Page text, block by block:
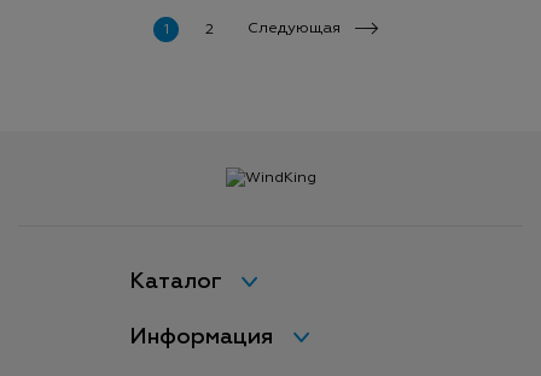
1 2 Следующая
Каталог
Информация